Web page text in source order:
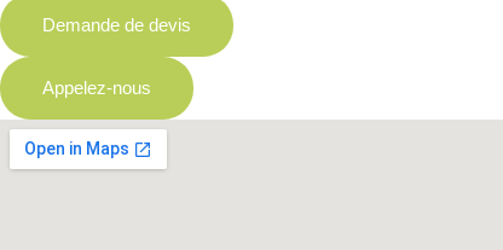
Demande de devis
Appelez-nous